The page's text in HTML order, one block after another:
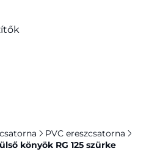
PVC ereszcsatorna
könyök RG 125 szürke